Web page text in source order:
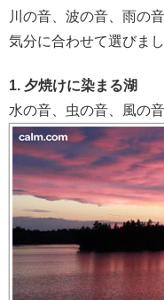
川の音、波の音、雨の
気分に合わせて選びまし
1. 夕焼けに染まる湖
水の音、虫の音、風の音